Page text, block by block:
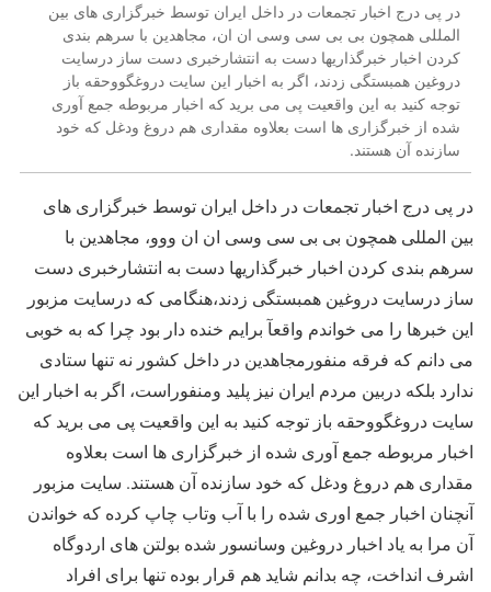
در پی درج اخبار تجمعات در داخل ایران توسط خبرگزاری های بین
المللی همچون بی بی سی وسی ان ان، مجاهدین با سرهم بندی
کردن اخبار خبرگذاریها دست به انتشارخبری دست ساز درسایت
دروغین همبستگی زدند، اگر به اخبار این سایت دروغگووحقه باز
توجه کنید به این واقعیت پی می برید که اخبار مربوطه جمع آوری
شده از خبرگزاری ها است بعلاوه مقداری هم دروغ ودغل که خود
سازنده آن هستند.
در پی درج اخبار تجمعات در داخل ایران توسط خبرگزاری های
بین المللی همچون بی بی سی وسی ان ان ووو، مجاهدین با
سرهم بندی کردن اخبار خبرگذاریها دست به انتشارخبری دست
ساز درسایت دروغین همبستگی زدند،هنگامی که درسایت مزبور
این خبرها را می خواندم واقعآ برایم خنده دار بود چرا که به خوبی
می دانم که فرقه منفورمجاهدین در داخل کشور نه تنها ستادی
ندارد بلکه دربین مردم ایران نیز پلید ومنفوراست، اگر به اخبار این
سایت دروغگووحقه باز توجه کنید به این واقعیت پی می برید که
اخبار مربوطه جمع آوری شده از خبرگزاری ها است بعلاوه
مقداری هم دروغ ودغل که خود سازنده آن هستند. سایت مزبور
آنچنان اخبار جمع اوری شده را با آب وتاب چاپ کرده که خواندن
آن مرا به یاد اخبار دروغین وسانسور شده بولتن های اردوگاه
اشرف انداخت، چه بدانم شاید هم قرار بوده تنها برای افراد